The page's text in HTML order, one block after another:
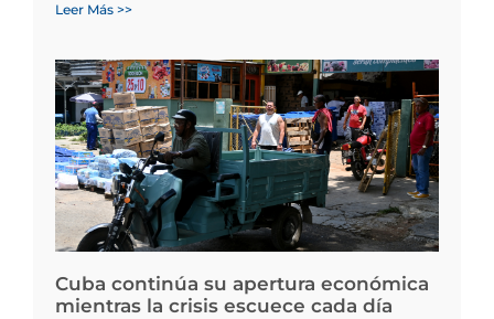
Leer Más >>
Cuba continúa su apertura económica
mientras la crisis escuece cada día